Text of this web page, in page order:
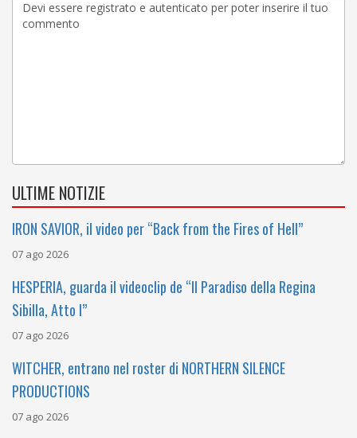
ULTIME NOTIZIE
IRON SAVIOR, il video per “Back from the Fires of Hell”
07 ago 2026
HESPERIA, guarda il videoclip de “Il Paradiso della Regina
Sibilla, Atto I”
07 ago 2026
WITCHER, entrano nel roster di NORTHERN SILENCE
PRODUCTIONS
07 ago 2026